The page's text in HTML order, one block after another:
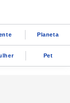
Planeta
Pet